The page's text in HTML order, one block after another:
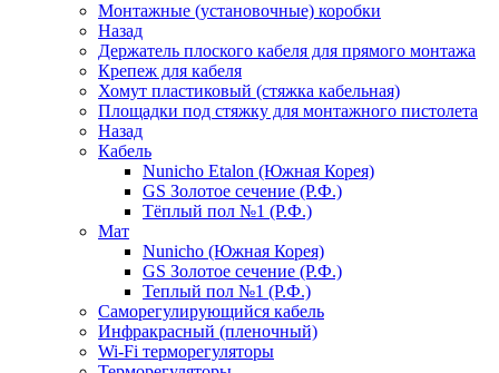
Монтажные (установочные) коробки
Назад
Держатель плоского кабеля для прямого монтажа
Крепеж для кабеля
Хомут пластиковый (стяжка кабельная)
Площадки под стяжку для монтажного пистолета
Назад
Кабель
Nunicho Etalon (Южная Корея)
GS Золотое сечение (Р.Ф.)
Тёплый пол №1 (Р.Ф.)
Мат
Nunicho (Южная Корея)
GS Золотое сечение (Р.Ф.)
Теплый пол №1 (Р.Ф.)
Саморегулирующийся кабель
Инфракрасный (пленочный)
Wi-Fi терморегуляторы